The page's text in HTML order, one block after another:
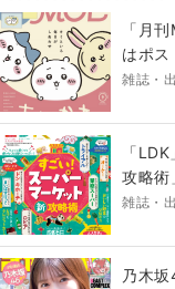
「月
はポス
雑誌・
「
攻略術
雑誌・
乃木